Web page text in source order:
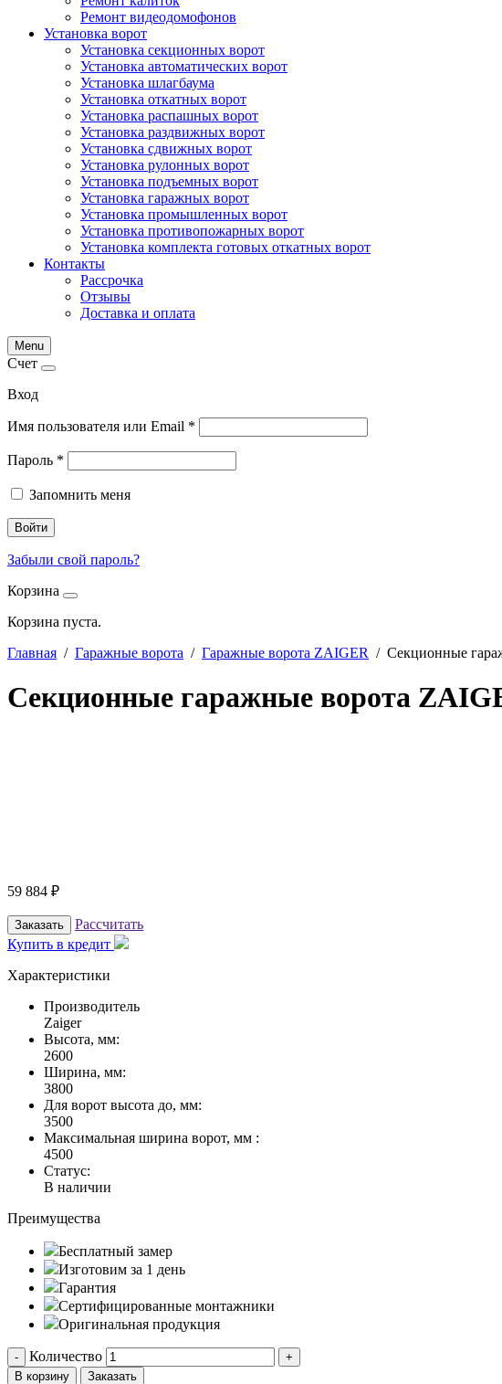
Ремонт видеодомофонов
Установка ворот
Установка секционных ворот
Установка автоматических ворот
Установка шлагбаума
Установка откатных ворот
Установка распашных ворот
Установка раздвижных ворот
Установка сдвижных ворот
Установка рулонных ворот
Установка подъемных ворот
Установка гаражных ворот
Установка промышленных ворот
Установка противопожарных ворот
Установка комплекта готовых откатных ворот
Контакты
Рассрочка
Отзывы
Доставка и оплата
Menu
Счет
Вход
Имя пользователя или Email *
Пароль *
Запомнить меня
Войти
Забыли свой пароль?
Корзина
Корзина пуста.
Главная / Гаражные ворота / Гаражные ворота ZAIGER / Секционные
Секционные гаражные ворота
59 884 ₽
Заказать
Рассчитать
Купить в кредит
Характеристики
Производитель
Zaiger
Высота, мм:
2600
Ширина, мм:
3800
Для ворот высота до, мм:
3500
Максимальная ширина ворот, мм :
4500
Статус:
В наличии
Преимущества
Бесплатный замер
Изготовим за 1 день
Гарантия
Сертифицированные монтажники
Оригинальная продукция
- Количество
+
В корзину
Заказать